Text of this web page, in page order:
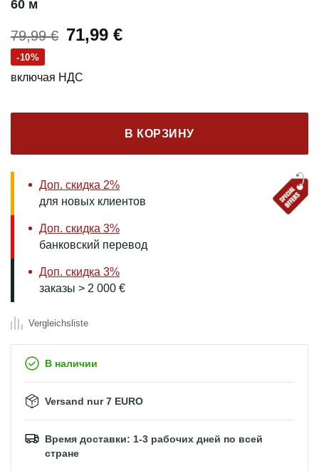
60 м
79,99€ Первоначальная
составляла
71,99 €Текущая
-10%
включая НДС
В КОРЗИНУ
Доп. скидка 2%
для новых клиентов
Доп. скидка 3%
банковский перевод
Доп. скидка 3%
заказы > 2 000 €
Vergleichsliste
В наличии
Versand nur 7 EURO
Время доставки: 1-3 рабочих дней по всей
стране